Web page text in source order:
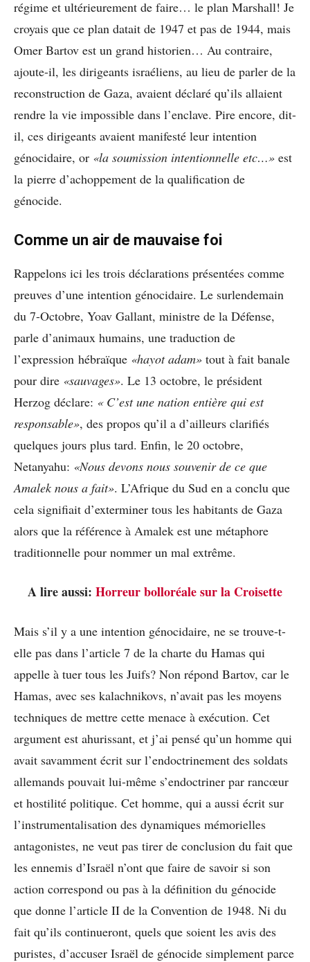
régime et ultérieurement de faire… le plan Marshall! Je
croyais que ce plan datait de 1947 et pas de 1944, mais
Omer Bartov est un grand historien… Au contraire,
ajoute-il, les dirigeants israéliens, au lieu de parler de la
reconstruction de Gaza, avaient déclaré qu’ils allaient
rendre la vie impossible dans l’enclave. Pire encore, dit-
il, ces dirigeants avaient manifesté leur intention
génocidaire, or «la soumission intentionnelle etc…» est
la pierre d’achoppement de la qualification de
génocide.
Comme un air de mauvaise foi
Rappelons ici les trois déclarations présentées comme
preuves d’une intention génocidaire. Le surlendemain
du 7-Octobre, Yoav Gallant, ministre de la Défense,
parle d’animaux humains, une traduction de
l’expression hébraïque «hayot adam» tout à fait banale
pour dire «sauvages». Le 13 octobre, le président
Herzog déclare: « C’est une nation entière qui est
responsable», des propos qu’il a d’ailleurs clarifiés
quelques jours plus tard. Enfin, le 20 octobre,
Netanyahu: «Nous devons nous souvenir de ce que
Amalek nous a fait». L’Afrique du Sud en a conclu que
cela signifiait d’exterminer tous les habitants de Gaza
alors que la référence à Amalek est une métaphore
traditionnelle pour nommer un mal extrême.
A lire aussi: Horreur bolloréale sur la Croisette
Mais s’il y a une intention génocidaire, ne se trouve-t-
elle pas dans l’article 7 de la charte du Hamas qui
appelle à tuer tous les Juifs? Non répond Bartov, car le
Hamas, avec ses kalachnikovs, n’avait pas les moyens
techniques de mettre cette menace à exécution. Cet
argument est ahurissant, et j’ai pensé qu’un homme qui
avait savamment écrit sur l’endoctrinement des soldats
allemands pouvait lui-même s’endoctriner par rancœur
et hostilité politique. Cet homme, qui a aussi écrit sur
l’instrumentalisation des dynamiques mémorielles
antagonistes, ne veut pas tirer de conclusion du fait que
les ennemis d’Israël n’ont que faire de savoir si son
action correspond ou pas à la définition du génocide
que donne l’article II de la Convention de 1948. Ni du
fait qu’ils continueront, quels que soient les avis des
puristes, d’accuser Israël de génocide simplement parce